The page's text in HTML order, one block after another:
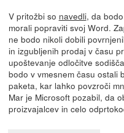
V pritožbi so navedli, da
morali popraviti svoj Word.
ne bodo nikoli dobili
in izgubljenih prodaj v času
upoštevanje odločitve
bodo v vmesnem času ostali
paketa, kar lahko povzroči
Mar je Microsoft pozabil, da
proizvajalcev in celo